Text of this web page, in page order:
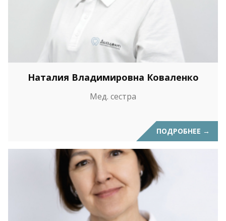
Наталия Владимировна Коваленко
Мед. сестра
ПОДРОБНЕЕ →